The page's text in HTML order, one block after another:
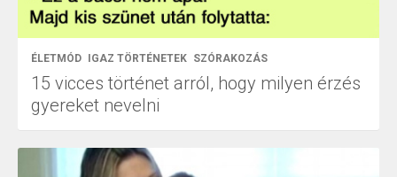
ÉLETMÓD IGAZ TÖRTÉNETEK SZÓRAKOZÁS
15 vicces történet arról, hogy milyen érzés
gyereket nevelni